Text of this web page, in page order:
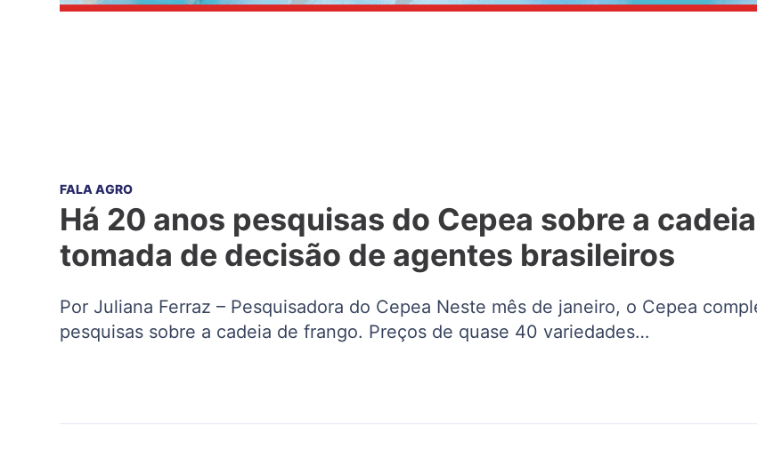
FALA AGRO
Há 20 anos pesquisas do Cepea sobre a
tomada de decisão de agentes brasileiros
Por Juliana Ferraz – Pesquisadora do Cepea Neste mês de janeiro, o Cepea
pesquisas sobre a cadeia de frango. Preços de quase 40 variedades…